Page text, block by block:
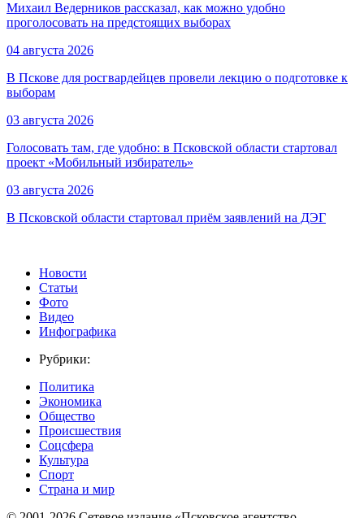
Михаил Ведерников рассказал, как можно удобно
проголосовать на предстоящих выборах
04 августа 2026
В Пскове для росгвардейцев провели лекцию о подготовке к
выборам
03 августа 2026
Голосовать там, где удобно: в Псковской области стартовал
проект «Мобильный избиратель»
03 августа 2026
В Псковской области стартовал приём заявлений на ДЭГ
Новости
Статьи
Фото
Видео
Инфографика
Рубрики:
Политика
Экономика
Общество
Происшествия
Соцсфера
Культура
Спорт
Страна и мир